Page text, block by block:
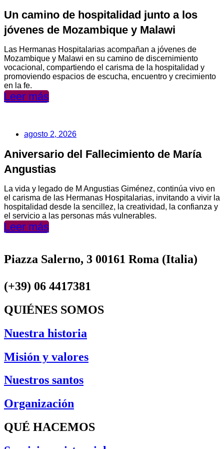
Un camino de hospitalidad junto a los
jóvenes de Mozambique y Malawi
Las Hermanas Hospitalarias acompañan a jóvenes de
Mozambique y Malawi en su camino de discernimiento
vocacional, compartiendo el carisma de la hospitalidad y
promoviendo espacios de escucha, encuentro y crecimiento
en la fe.
Leer más
agosto 2, 2026
Aniversario del Fallecimiento de María
Angustias
La vida y legado de M Angustias Giménez, continúa vivo en
el carisma de las Hermanas Hospitalarias, invitando a vivir la
hospitalidad desde la sencillez, la creatividad, la confianza y
el servicio a las personas más vulnerables.
Leer más
Piazza Salerno, 3 00161 Roma (Italia)
(+39) 06 4417381
QUIÉNES SOMOS
Nuestra historia
Misión y valores
Nuestros santos
Organización
QUÉ HACEMOS